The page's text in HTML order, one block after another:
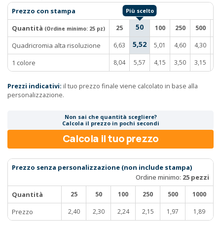
Prezzo con stampa
Quantità (Ordine minimo: 25 pz) 25 50 100 250 500
Quadricromia alta risoluzione 6,63 5,52 5,01 4,60 4,30
1 colore 8,04 5,57 4,15 3,50 3,15
Prezzi indicativi: il tuo prezzo finale viene calcolato in base alla
personalizzazione.
Non sai che quantità scegliere?
Calcola il prezzo in pochi secondi
Calcola il tuo prezzo
Prezzo senza personalizzazione (non include stampa)
Ordine minimo: 25 pezzi
Quantità
25 50 100 250 500 1000
Prezzo 2,40 2,30 2,24 2,15 1,97 1,89